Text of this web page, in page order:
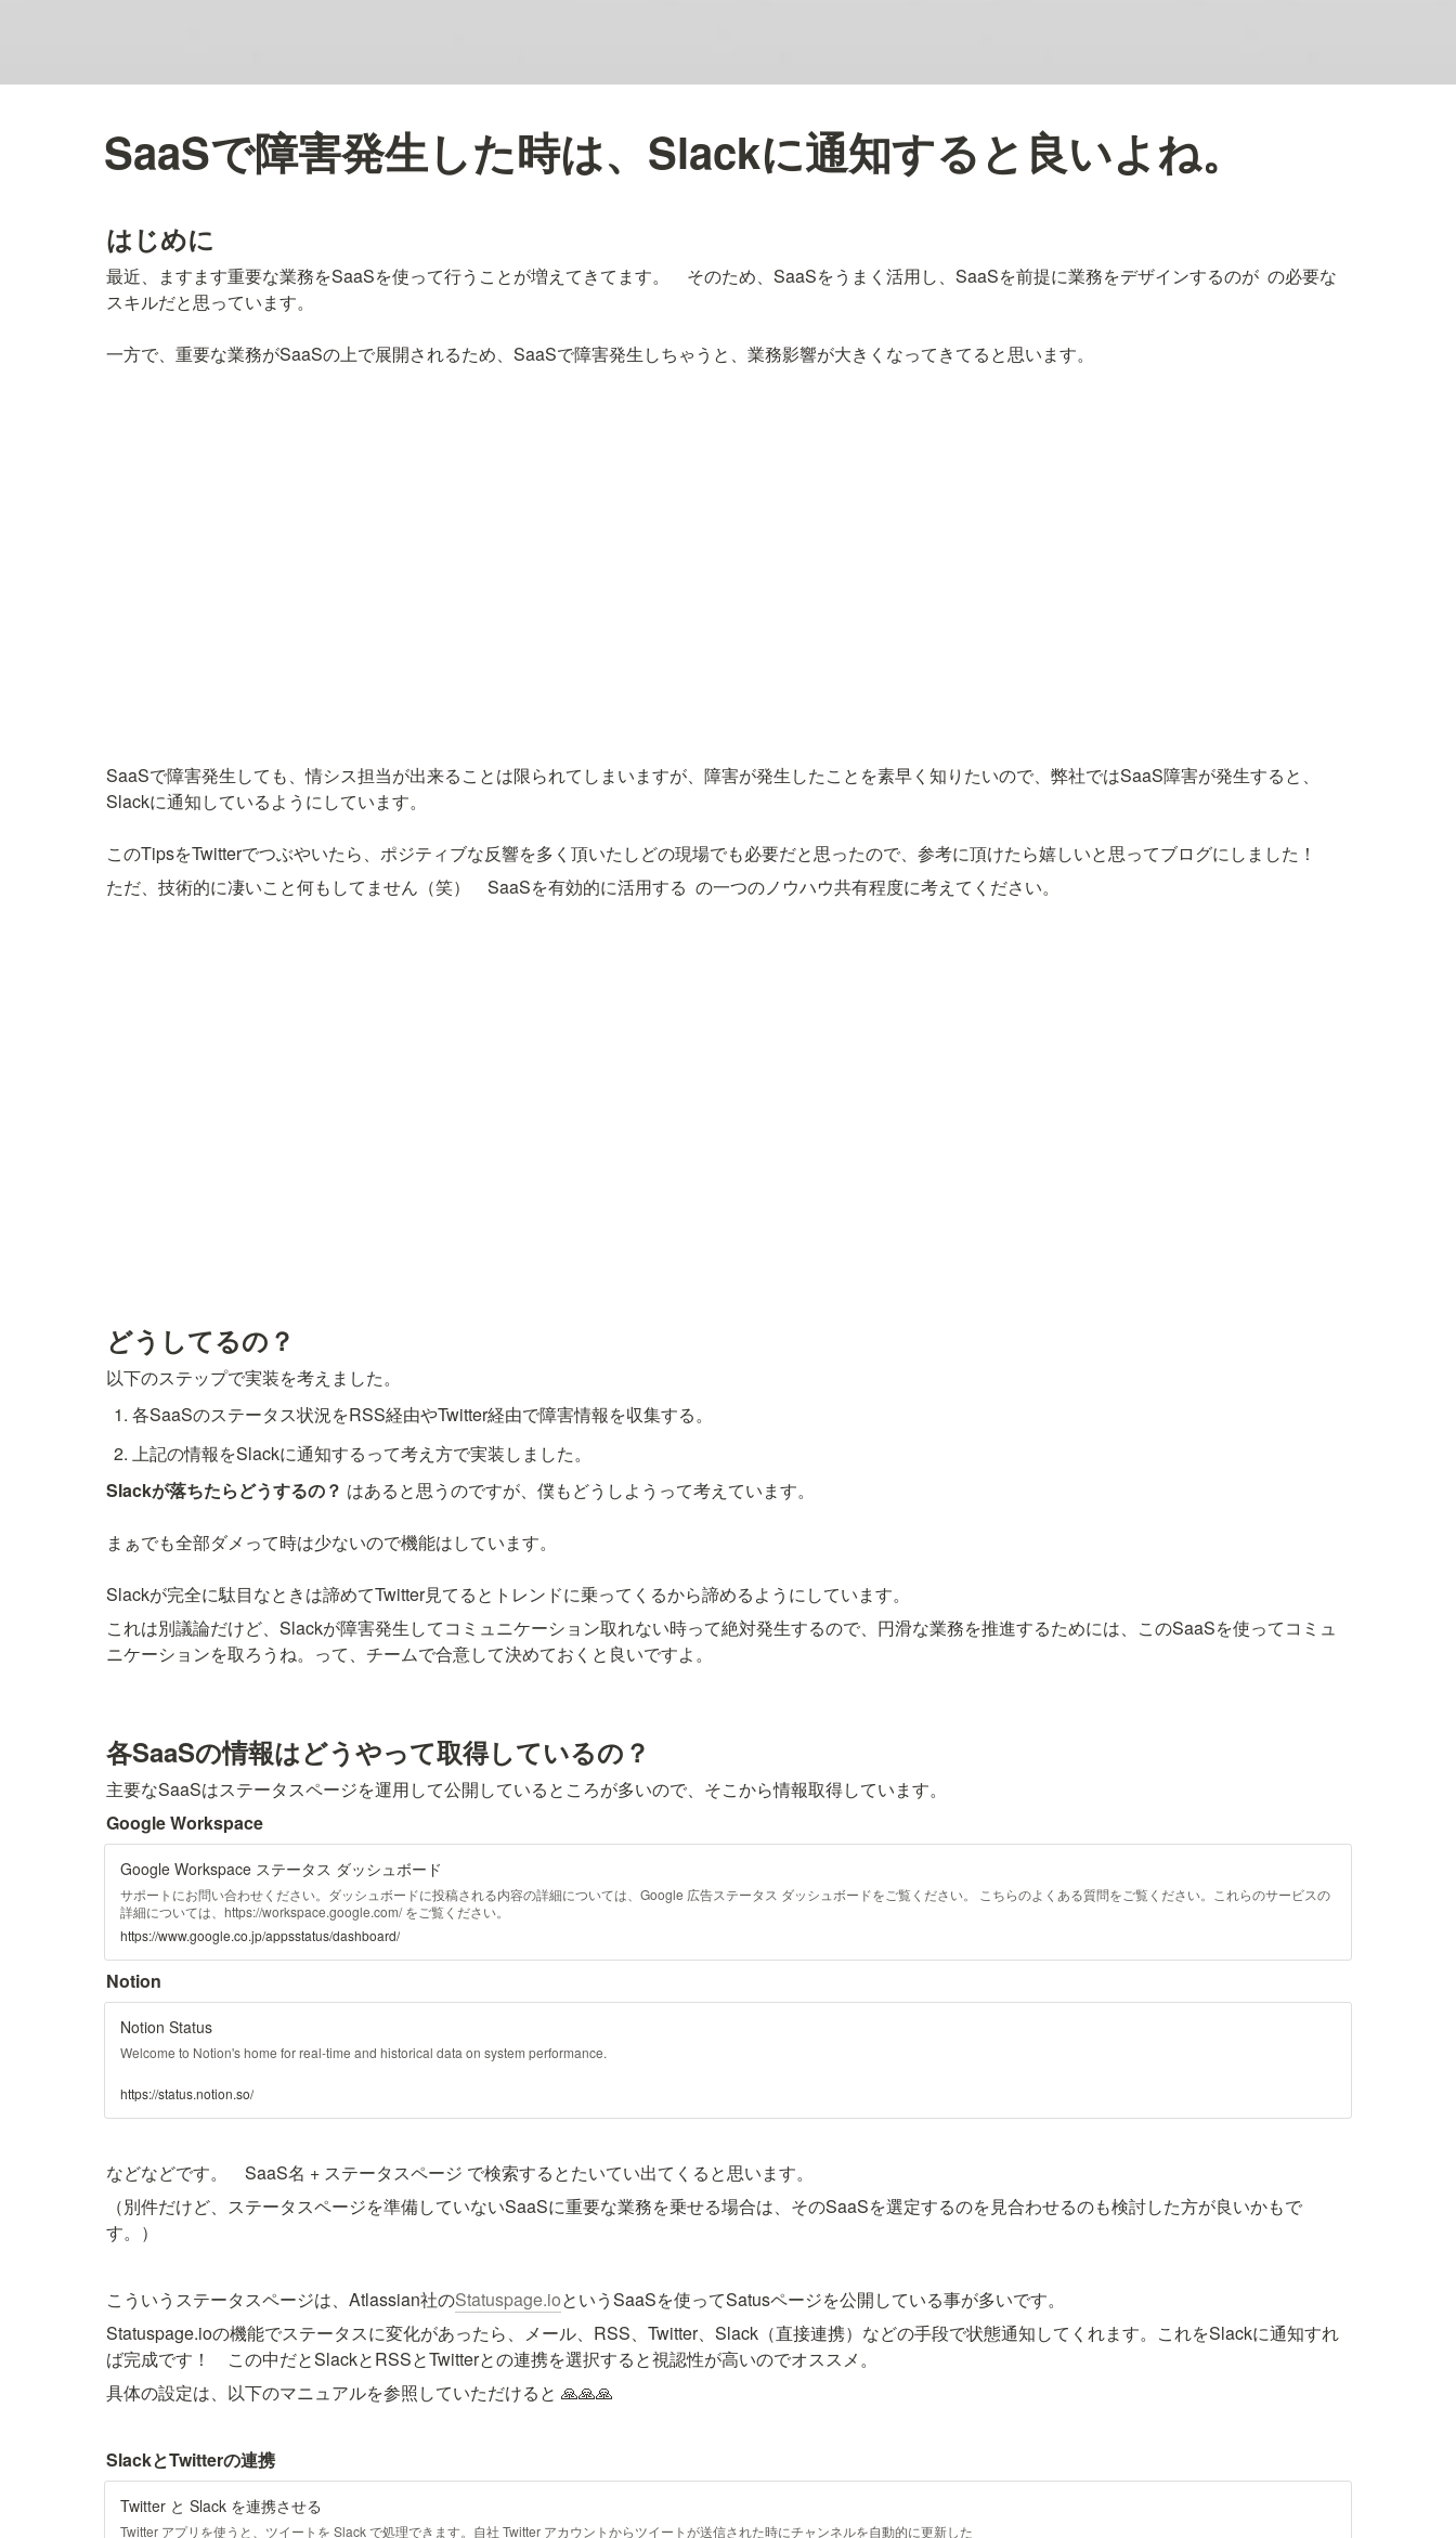
SaaSで障害発生した時は、Slackに通知すると良いよね。
はじめに
最近、ますます重要な業務をSaaSを使って行うことが増えてきてます。　そのため、SaaSをうまく活用し、SaaSを前提に業務をデザインするのが の必要な
スキルだと思っています。
一方で、重要な業務がSaaSの上で展開されるため、SaaSで障害発生しちゃうと、業務影響が大きくなってきてると思います。
SaaSで障害発生しても、情シス担当が出来ることは限られてしまいますが、障害が発生したことを素早く知りたいので、弊社ではSaaS障害が発生すると、
Slackに通知しているようにしています。
ただ、技術的に凄いこと何もしてません（笑）　SaaSを有効的に活用する の一つのノウハウ共有程度に考えてください。
どうしてるの？
各SaaSのステータス状況をRSS経由やTwitter経由で障害情報を収集する。
Slackが落ちたらどうするの？ はあると思うのですが、僕もどうしようって考えています。
まぁでも全部ダメって時は少ないので機能はしています。
これは別議論だけど、Slackが障害発生してコミュニケーション取れない時って絶対発生するので、円滑な業務を推進するためには、このSaaSを使ってコミュ
ニケーションを取ろうね。って、チームで合意して決めておくと良いですよ。
各SaaSの情報はどうやって取得しているの？
主要なSaaSはステータスページを運用して公開しているところが多いので、そこから情報取得しています。
Google Workspace
Google Workspace ステータス ダッシュボード
サポートにお問い合わせください。ダッシュボードに投稿される内容の詳細については、Google 広告ステータス ダッシュボードをご覧ください。 こちらのよくある質問をご覧ください。これらのサービスの
詳細については、https://workspace.google.com/ をご覧ください。
https://www.google.co.jp/appsstatus/dashboard/
Notion
Notion Status
Welcome to Notion's home for real-time and historical data on system performance.
https://status.notion.so/
などなどです。　SaaS名 + ステータスページ で検索するとたいてい出てくると思います。
（別件だけど、ステータスページを準備していないSaaSに重要な業務を乗せる場合は、そのSaaSを選定するのを見合わせるのも検討した方が良いかもで
す。）
こういうステータスページは、Atlassian社のStatuspage.io
Statuspage.ioの機能でステータスに変化があったら、メール、RSS、Twitter、Slack（直接連携）などの手段で状態通知してくれます。これをSlackに通知すれ
具体の設定は、以下のマニュアルを参照していただけると 🙏🙏🙏
SlackとTwitterの連携
Twitter と Slack を連携させる
Twitter アプリを使うと、ツイートを Slack で処理できます。自社 Twitter アカウントからツイートが送信された時にチャンネルを自動的に更新した